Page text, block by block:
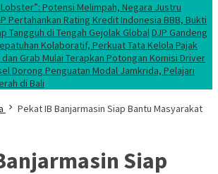
Potensi Melimpah, Negara Justru
Pertahankan Rating Kredit Indonesia BBB, Bukti
Tangguh di Tengah Gejolak GlobalDJP Gandeng
Kolaboratif, Perkuat Tata Kelola Pajak
dan Grab Mulai Terapkan Potongan Komisi Driver
Dorong Penguatan Modal Jamkrida, Pelajari
di Bali
Pekat IB Banjarmasin Siap Bantu Masyarakat
Siap